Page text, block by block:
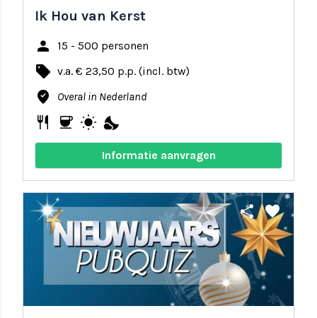
Ik Hou van Kerst
person 15 - 500 personen
local_offer v.a. € 23,50 p.p. (incl. btw)
where_to_vote Overal in Nederland
restaurant coffee wb_sunny nights_stay
Informatie aanvragen
share favorite